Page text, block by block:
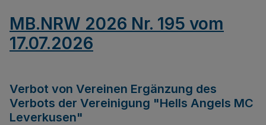
MB.NRW 2026 Nr. 195 vom
17.07.2026
Verbot von Vereinen Ergänzung des
Verbots der Vereinigung "Hells Angels MC
Leverkusen"